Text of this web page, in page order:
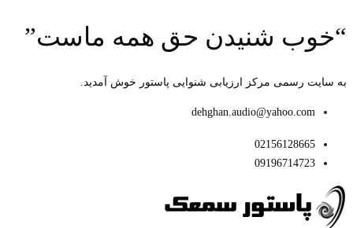
“خوب شنیدن حق همه ماست”
به سایت رسمی مرکز ارزیابی شنوایی پاستور خوش آمدید.
dehghan.audio@yahoo.com
02156128665
09196714723